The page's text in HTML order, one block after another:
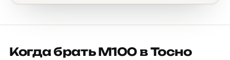
Когда брать М100 в Тосно